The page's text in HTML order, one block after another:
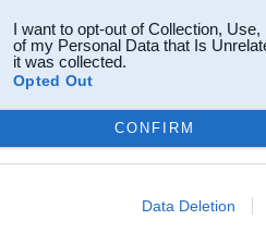
I want to opt-out of Collection,
of my Personal Data that Is
it was collected.
Opted Out
CONFIRM
Data Deletion